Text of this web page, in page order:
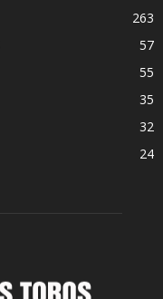
263
57
55
35
32
24